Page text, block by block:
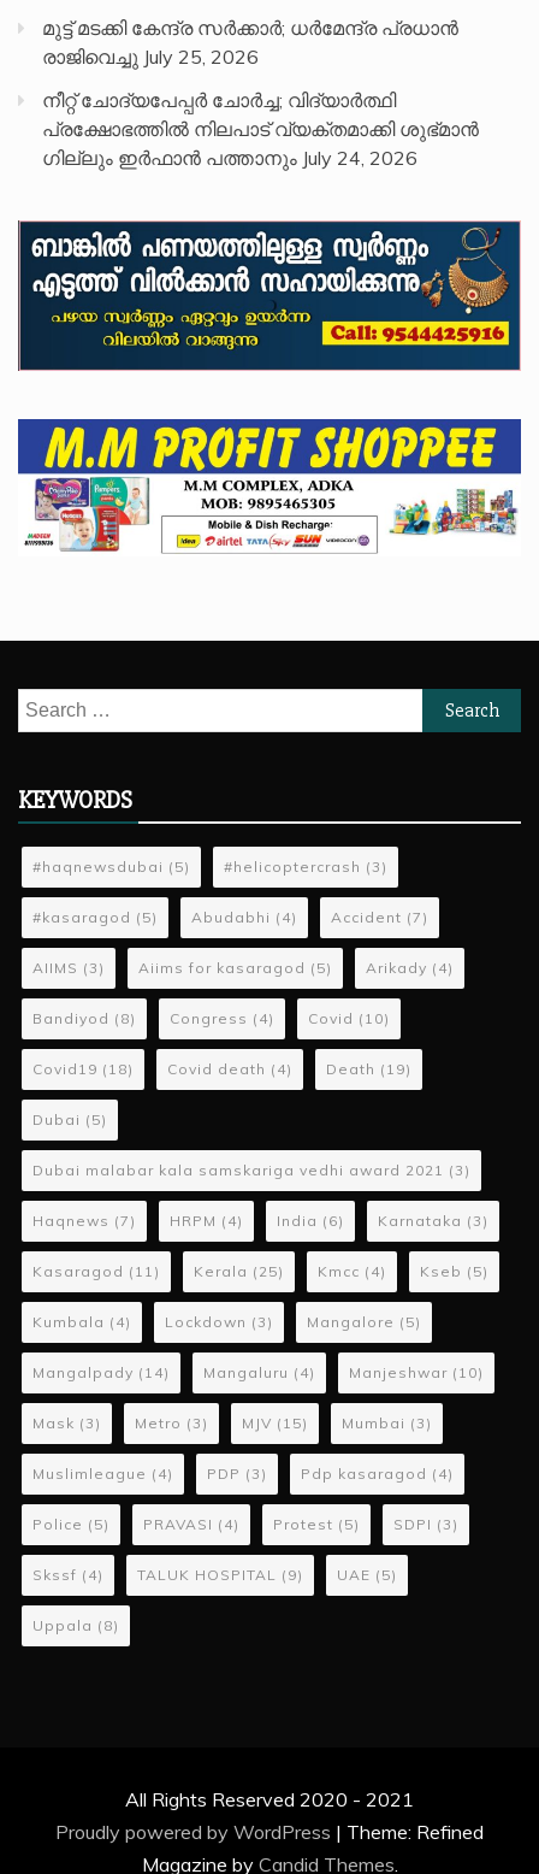
മുട്ട് മടക്കി കേന്ദ്ര സർക്കാർ; ധർമേന്ദ്ര പ്രധാൻ
രാജിവെച്ചു July 25, 2026
നീറ്റ് ചോദ്യപേപ്പര്‍ ചോര്‍ച്ച; വിദ്യാർത്ഥി
പ്രക്ഷോഭത്തിൽ നിലപാട് വ്യക്തമാക്കി ശുഭ്മാൻ
ഗില്ലും ഇർഫാൻ പത്താനും July 24, 2026
Search
for:
KEYWORDS
#haqnewsdubai (5) #helicoptercrash (3)
#kasaragod (5) Abudabhi (4) Accident (7)
AIIMS (3) Aiims for kasaragod (5) Arikady (4)
Bandiyod (8) Congress (4) Covid (10)
Covid19 (18) Covid death (4) Death (19)
Dubai (5)
Dubai malabar kala samskariga vedhi award 2021 (3)
Haqnews (7) HRPM (4) India (6) Karnataka (3)
Kasaragod (11) Kerala (25) Kmcc (4) Kseb (5)
Kumbala (4) Lockdown (3) Mangalore (5)
Mangalpady (14) Mangaluru (4) Manjeshwar (10)
Mask (3) Metro (3) MJV (15) Mumbai (3)
Muslimleague (4) PDP (3) Pdp kasaragod (4)
Police (5) PRAVASI (4) Protest (5) SDPI (3)
Skssf (4) TALUK HOSPITAL (9) UAE (5)
Uppala (8)
All Rights Reserved 2020 - 2021
Proudly powered by WordPress | Theme: Refined
Magazine by Candid Themes